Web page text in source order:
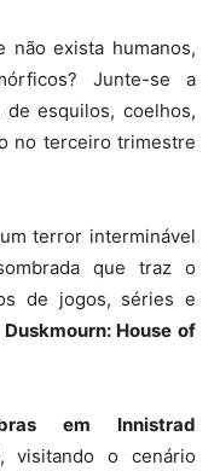
não exista humanos,
Junte-se a
esquilos, coelhos,
no terceiro trimestre
terror interminável
que traz o
de jogos, séries e
Duskmourn: House of
em
Innistrad
visitando o cenário